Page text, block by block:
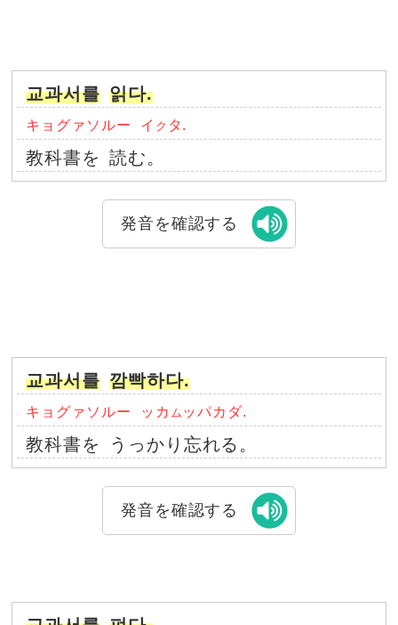
교과서를 읽다.
キョグァソルー イ ク タ.
教科書を 読む。
発音を確認する
교과서를 깜빡하다.
キョグァソルー ッカ ム ッパカダ.
教科書を うっかり忘れる。
発音を確認する